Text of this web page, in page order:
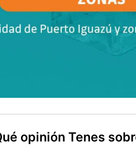
opinión Tenes